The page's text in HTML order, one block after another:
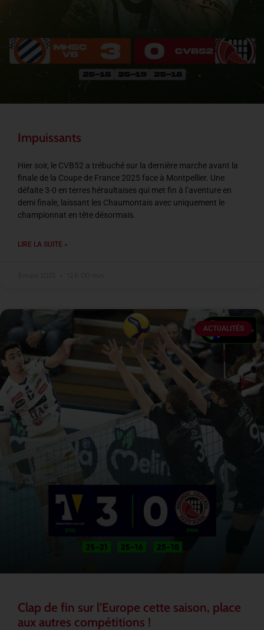
Impuissants
Hier soir, le CVB52 a trébuché sur la dernière marche avant la
finale de la Coupe de France 2025 face à Montpellier. Une
défaite 3-0 en terres héraultaises qui met fin à l’aventure en
demi finale, laissant les Chaumontais avec uniquement le
championnat en tête désormais.
LIRE LA SUITE »
ACTUALITÉS
Clap de fin sur l’Europe cette saison, place
aux autres compétitions !